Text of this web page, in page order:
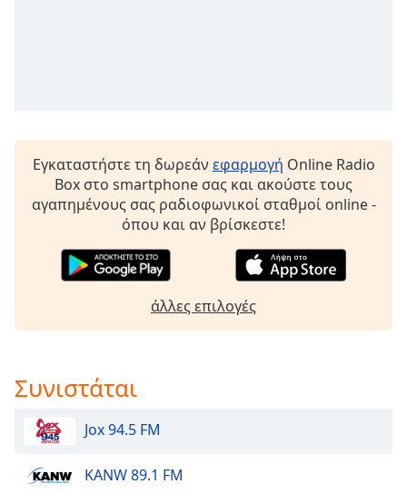
and
close
window.
Background
Εγκαταστήστε τη δωρεάν εφαρμογή Online Radio
Box στο smartphone σας και ακούστε τους
αγαπημένους σας ραδιοφωνικοί σταθμοί online -
όπου και αν βρίσκεστε!
άλλες επιλογές
Συνιστάται
Jox 94.5 FM
KANW 89.1 FM